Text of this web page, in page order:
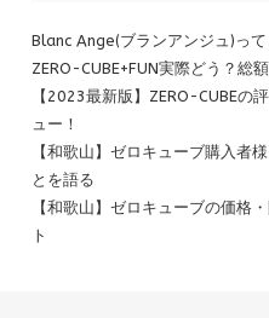
Blanc Ange(ブランアンジュ)っ
ZERO-CUBE+FUN実際どう？総
【2023最新版】ZERO-CUBEの
ュー！
【和歌山】ゼロキューブ購入者
とを語る
【和歌山】ゼロキューブの価格
ト